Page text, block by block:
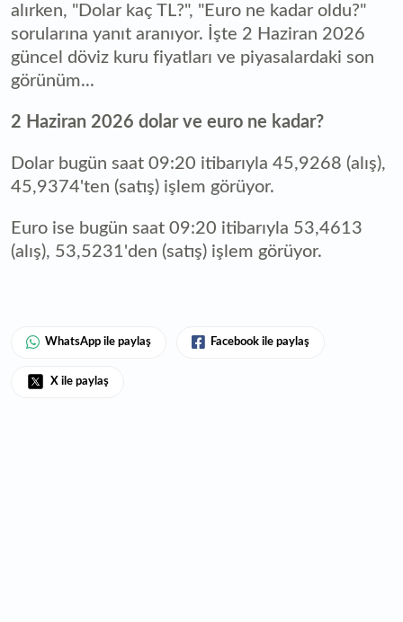
alırken, "Dolar kaç TL?", "Euro ne kadar oldu?"
sorularına yanıt aranıyor. İşte 2 Haziran 2026
güncel döviz kuru fiyatları ve piyasalardaki son
görünüm...
2 Haziran 2026 dolar ve euro ne kadar?
Dolar bugün saat 09:20 itibarıyla 45,9268 (alış),
45,9374'ten (satış) işlem görüyor.
Euro ise bugün saat 09:20 itibarıyla 53,4613
(alış), 53,5231'den (satış) işlem görüyor.
WhatsApp ile paylaş Facebook ile paylaş
X ile paylaş